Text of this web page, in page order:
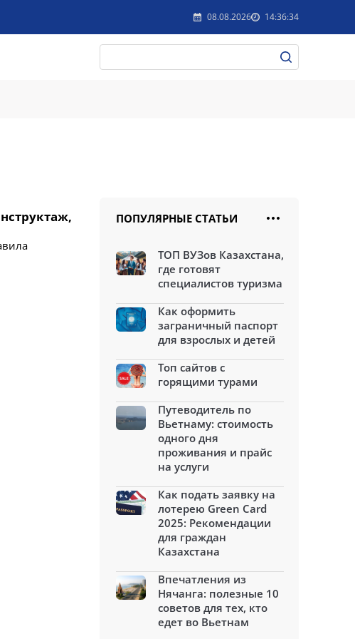
08.08.2026 14:36:34
ПОПУЛЯРНЫЕ СТАТЬИ
ТОП ВУЗов Казахстана,
где готовят
специалистов туризма
Как оформить
заграничный паспорт
для взрослых и детей
Топ сайтов с
горящими турами
Путеводитель по
Вьетнаму: стоимость
одного дня
проживания и прайс
на услуги
Как подать заявку на
лотерею Green Card
2025: Рекомендации
для граждан
Казахстана
Впечатления из
Нячанга: полезные 10
советов для тех, кто
едет во Вьетнам